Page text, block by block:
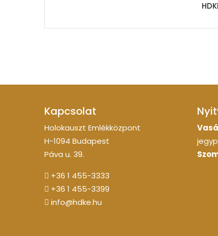
Kapcsolat
Holokauszt Emlékközpont
H-1094 Budapest
Páva u. 39.
+36 1 455-3333
+36 1 455-3399
info@hdke.hu